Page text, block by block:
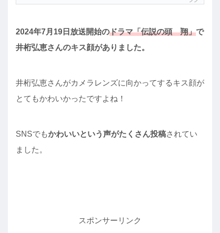
2024年7月19日放送開始のドラマ「伝説の頭 翔」で
井桁弘恵さんのキス顔がありました。
井桁弘恵さんがカメラレンズに向かってするキス顔が
とてもかわいかったですよね！
SNSでもかわいいという声がたくさん投稿されてい
ました。
スポンサーリンク